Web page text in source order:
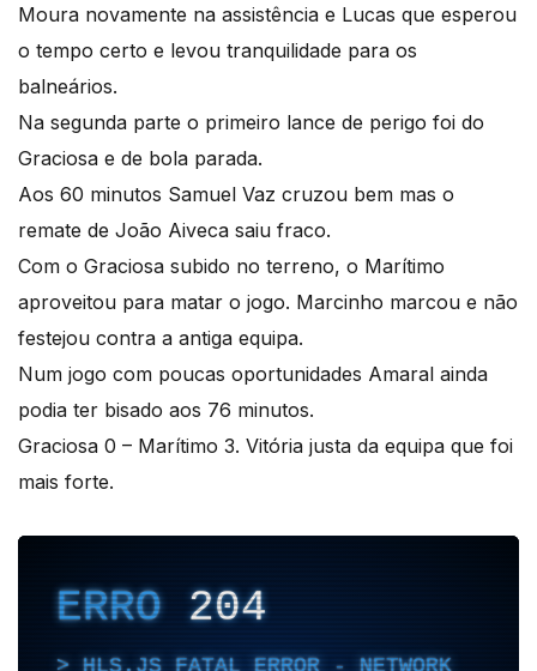
Moura novamente na assistência e Lucas que esperou
o tempo certo e levou tranquilidade para os
balneários.
Na segunda parte o primeiro lance de perigo foi do
Graciosa e de bola parada.
Aos 60 minutos Samuel Vaz cruzou bem mas o
remate de João Aiveca saiu fraco.
Com o Graciosa subido no terreno, o Marítimo
aproveitou para matar o jogo. Marcinho marcou e não
festejou contra a antiga equipa.
Num jogo com poucas oportunidades Amaral ainda
podia ter bisado aos 76 minutos.
Graciosa 0 – Marítimo 3. Vitória justa da equipa que foi
mais forte.